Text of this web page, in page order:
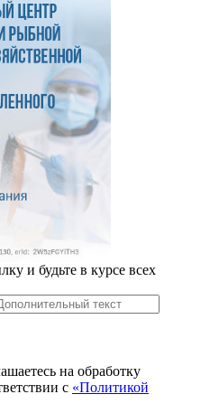
и будьте в курсе всех
на обработку
с «Политикой